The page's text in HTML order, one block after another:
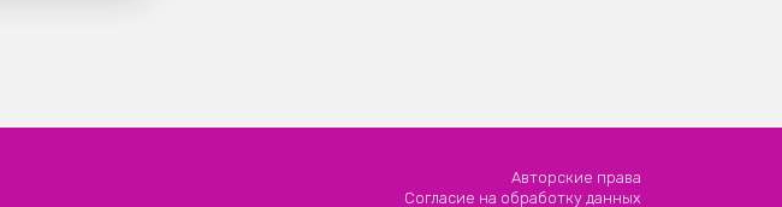
Авторские права
Согласие на обработку данных